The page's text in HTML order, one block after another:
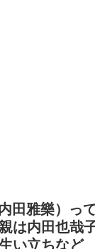
田雅樂）っ
は内田也哉
い立ちなど